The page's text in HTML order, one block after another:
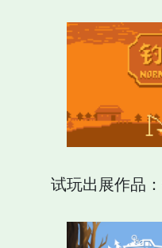
试玩出展作品